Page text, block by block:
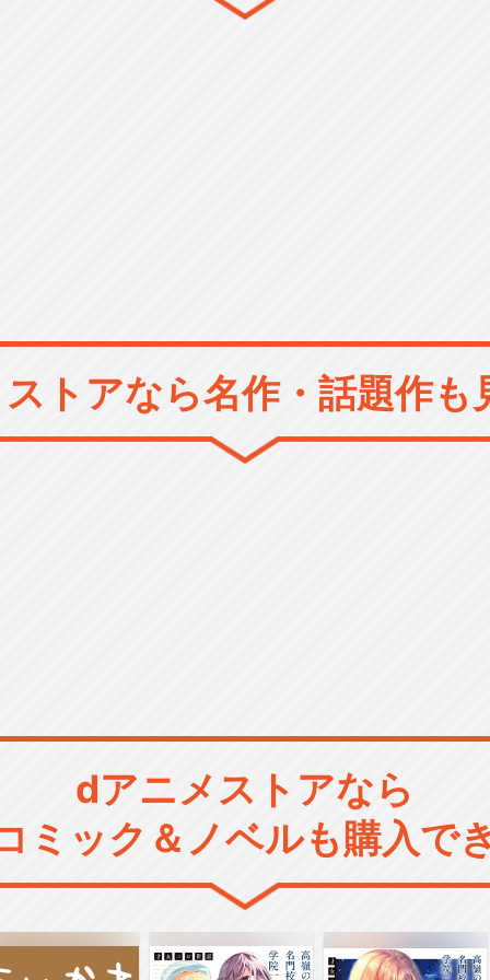
トアなら名作・話題作も
dアニメストアなら
ミック＆ノベルも購入で